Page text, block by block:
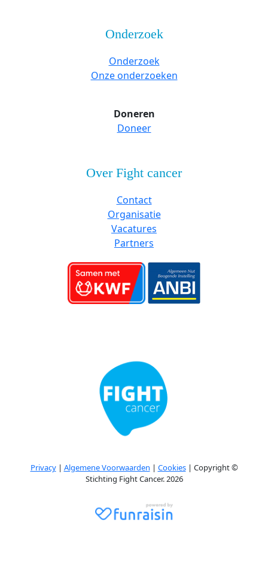
Onderzoek
Onderzoek
Onze onderzoeken
Doneren
Doneer
Over Fight cancer
Contact
Organisatie
Vacatures
Partners
Privacy| Algemene Voorwaarden | Cookies| Copyright ©
Stichting Fight Cancer. 2026